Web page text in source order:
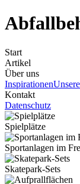
Start
Artikel
Über uns
Inspirationen
Kontakt
Datenschutz
Spielplätze
Sportanlagen im
Skatepark-Sets